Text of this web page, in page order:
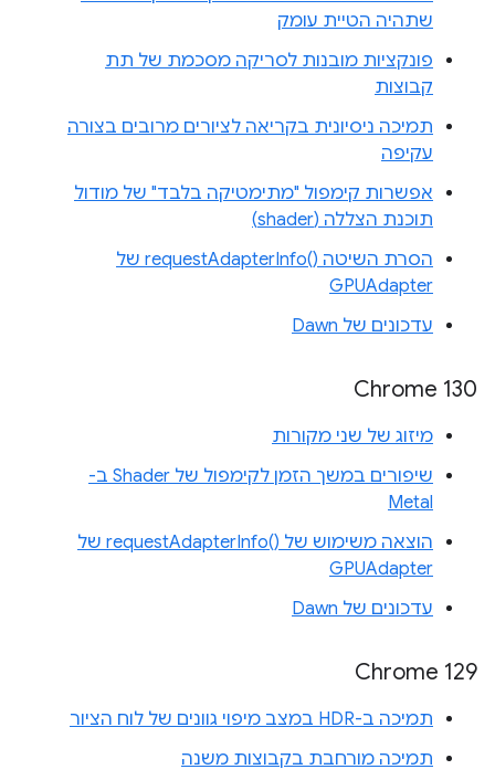
שתהיה הטיית עומק
פונקציות מובנות לסריקה מסכמת של תת
קבוצות
תמיכה ניסיונית בקריאה לציורים מרובים בצורה
עקיפה
אפשרות קימפול "מתימטיקה בלבד" של מודול
תוכנת הצללה (shader)
הסרת השיטה requestAdapterInfo()‎ של
GPUAdapter
עדכונים של Dawn
Chrome 130
מיזוג של שני מקורות
שיפורים במשך הזמן לקימפול של Shader ב-
Metal
הוצאה משימוש של requestAdapterInfo()‎ של
GPUAdapter
עדכונים של Dawn
Chrome 129
תמיכה ב-HDR במצב מיפוי גוונים של לוח הציור
תמיכה מורחבת בקבוצות משנה